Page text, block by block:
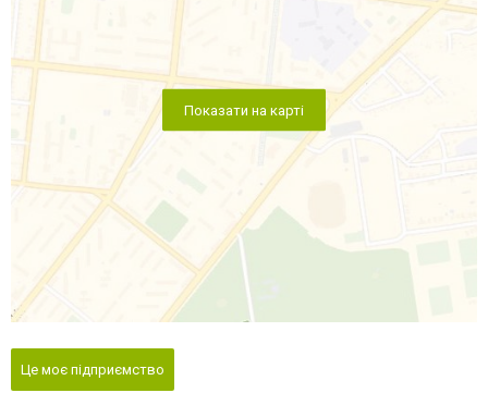
Показати на карті
Це моє підприємство